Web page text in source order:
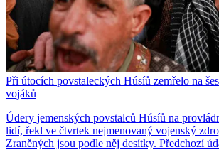
Při útocích povstaleckých Húsíů zemřelo na
vojáků
Údery jemenských povstalců Húsíů na
lidí, řekl ve čtvrtek nejmenovaný vojenský
Zraněných jsou podle něj desítky. Předchozí